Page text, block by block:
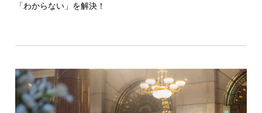
「わからない」を解決！